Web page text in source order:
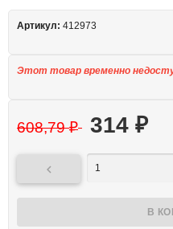
Артикул: 412973
Этот товар временно
608,79₽ 314 ₽
